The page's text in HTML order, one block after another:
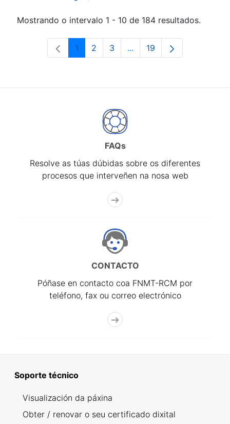
Mostrando o intervalo 1 - 10 de 184 resultados.
Páxina
1 Páxina
2 Páxina
3 ...Páxinas intermedias Use
Páxina
19
FAQs
Resolve as túas dúbidas sobre os diferentes
procesos que interveñen na nosa web
CONTACTO
Póñase en contacto coa FNMT-RCM por
teléfono, fax ou correo electrónico
Soporte técnico
Visualización da páxina
Obter / renovar o seu certificado dixital